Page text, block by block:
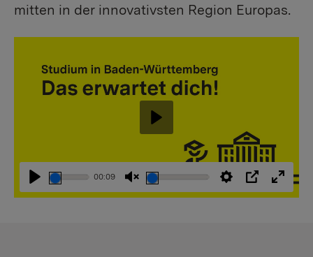
mitten in der innovativsten Region Europas.
Abspielen
00:09
StummschaltungEinstellungen
PIP
Abspielen